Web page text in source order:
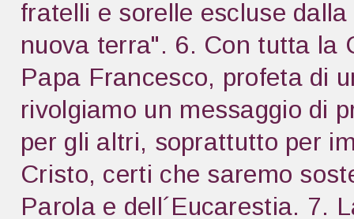
fratelli e sorelle escluse
nuova terra". 6. Con tutta la
Papa Francesco, profeta di
rivolgiamo un messaggio di
per gli altri, soprattutto per
Cristo, certi che saremo
Parola e dell´Eucarestia. 7.